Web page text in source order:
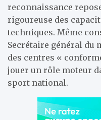
reconnaissance
rigoureuse des
techniques. Même
Secrétaire général du
des centres «
jouer un rôle moteur
sport national.